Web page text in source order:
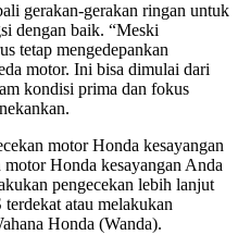
gerakan-gerakan ringan untuk
dengan baik. “Meski
tetap mengedepankan
motor. Ini bisa dimulai dari
kondisi prima dan fokus
motor Honda kesayangan
Honda kesayangan Anda
pengecekan lebih lanjut
atau melakukan
Honda (Wanda).